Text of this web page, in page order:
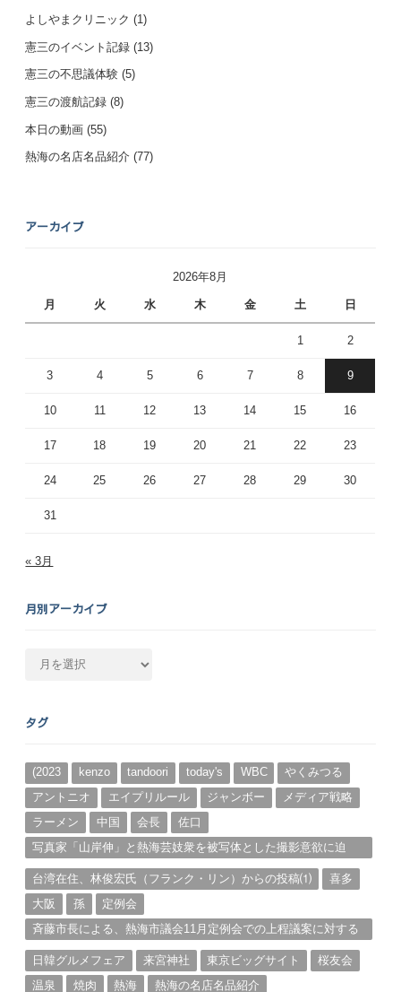
よしやまクリニック (1)
憲三のイベント記録 (13)
憲三の不思議体験 (5)
憲三の渡航記録 (8)
本日の動画 (55)
熱海の名店名品紹介 (77)
アーカイブ
2026年8月
月 火 水 木 金 土 日
1 2
3 4 5 6 7 8 9
10 11 12 13 14 15 16
17 18 19 20 21 22 23
24 25 26 27 28 29 30
31
« 3月
月別アーカイブ
カ
ブ
タグ
(2023 kenzo tandoori today's WBC
やくみつる
アントニオ
エイプリルール ジャンボー
メディア戦略
ラーメン
中国 会長
佐口
写真家「山岸伸」と熱海芸妓衆を被写体とした撮影意欲に迫
台湾在住、林俊宏氏（フランク・リン）からの投稿⑴
喜多
大阪
孫
定例会
斉藤市長による、熱海市議会11月定例会での上程議案に対する
日韓グルメフェア
来宮神社 東京ビッグサイト
桜友会
温泉
焼肉 熱海 熱海の名店名品紹介